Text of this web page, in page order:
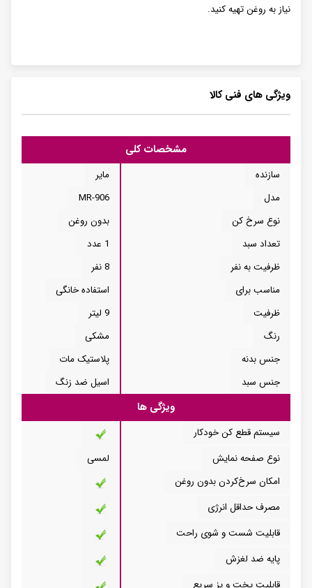
نیاز به روغن تهیه کنید.
ویژگی های فنی کالا
مشخصات کلی
سازنده
مایر
مدل
MR-906
نوع سرخ کن
بدون روغن
تعداد سبد
1 عدد
ظرفیت به نفر
8 نفر
مناسب برای
استفاده خانگی
ظرفیت
9 لیتر
رنگ
مشکی
جنس بدنه
پلاستیک مات
جنس سبد
اسیل ضد زنگ
ویژگی ها
سیستم قطع کن خودکار
نوع صفحه نمایش
لمسی
امکان سرخ‌کردن بدون روغن
مصرف حداقل انرژی
قابلیت شست و شوی راحت
پایه ضد لغزش